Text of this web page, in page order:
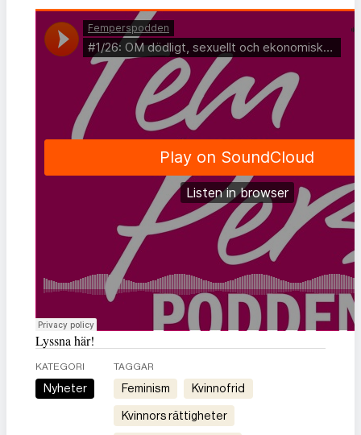
Lyssna här!
KATEGORI
Nyheter
TAGGAR
feminism kvinnofrid
kvinnors rättigheter